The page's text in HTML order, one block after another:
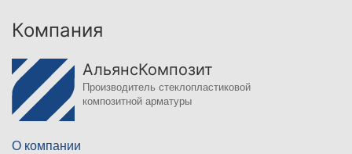
Компания
АльянсКомпозит
Производитель стеклопластиковой
композитной арматуры
О компании